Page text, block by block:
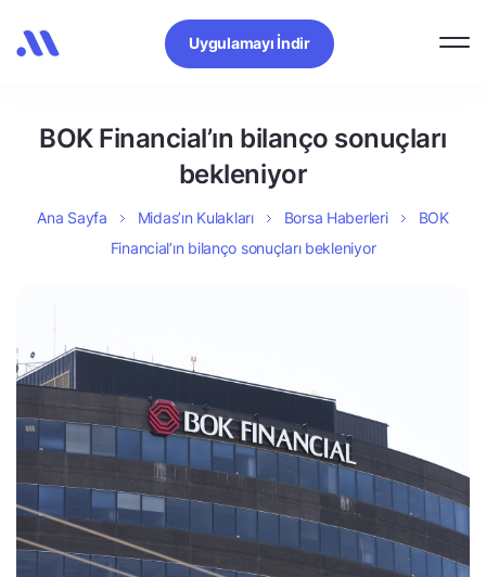
Uygulamayı İndir
BOK Financial’ın bilanço sonuçları
bekleniyor
Ana Sayfa Midas’ın Kulakları Borsa Haberleri
BOK
Financial’ın bilanço sonuçları bekleniyor